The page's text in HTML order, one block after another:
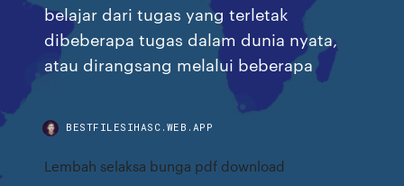
belajar dari tugas yang terletak
dibeberapa tugas dalam dunia nyata,
atau dirangsang melalui beberapa
BESTFILESIHASC.WEB.APP
Lembah selaksa bunga pdf download